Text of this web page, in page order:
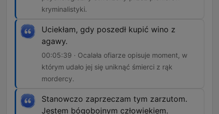
kryminalistyki.
Uciekłam, gdy poszedł kupić wino z
agawy.
00:05:39 · Ocalała ofiarze opisuje moment, w
którym udało jej się uniknąć śmierci z rąk
mordercy.
Stanowczo zaprzeczam tym zarzutom.
Jestem bógobojnym człowiekiem.